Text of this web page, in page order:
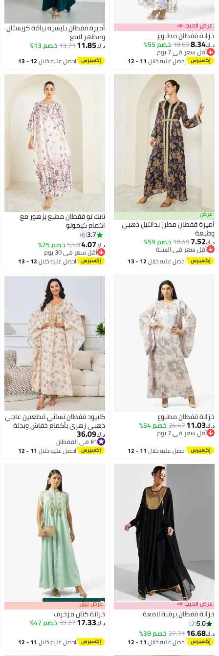
عرض الميجا 📣
خزانة قفطان مطبوع
د.ك‏8.34
18.63خصم 55%
أقل سعر في 7 يوم
أقل سعر في 7 يوماحصل عليه خلال 11 - 12
2
أميرة قفطان بليسيه بياقة كريستال
ومظهر لامع
د.ك‏11.85
13.71خصم 13%
احصل عليه خلال 12 - 13
عرض
أميرة قفطان مطرز بدانتيل ذهبي
وطبعة
د.ك‏7.52
18.49خصم 59%
أقل سعر في السنة
أقل سعر في السنة
احصل عليه خلال 12 - 13
تايك تو قفطان مطبع بزهور مع
اكمام كيمونو
3.7
6
د.ك‏4.07
5.48خصم 25%
أقل سعر في 30 يوم
أقل سعر في 30 يوماحصل عليه خلال 12 - 13
خزانة قفطان مطبوع
د.ك‏11.03
24.47خصم 54%
أقل سعر في 7 يوم
أقل سعر في 7 يوم
احصل عليه خلال 11 - 12
كاييود قفطان نسائي قطعتين عاجي
ذهبي زهري بأكمام خفاش وبدلة
داخلية بوليستر للزفاف والعيد
مقاسات S-XL
د.ك‏36.09
#1 في القفطان
#1 في القفطان احصل عليه خلال 11 - 12
عرض الميجا 📣
خزانة قفطان برقبة لامعة
5.0
2
د.ك‏16.68
27.71خصم 39%
احصل عليه خلال 11 - 12
اغسطس
00m:00s
·باقي 100% عرض برق
خزانة كتان مزخرف
د.ك‏17.33
33.27خصم 47%
احصل عليه خلال 11 - 12
اغسطس